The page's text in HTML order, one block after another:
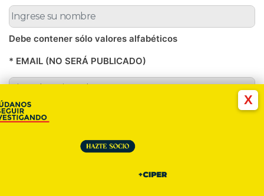
X
Debe contener sólo valores alfabéticos
* EMAIL (NO SERÁ PUBLICADO)
Debe llenar este campo con un e-mail válido